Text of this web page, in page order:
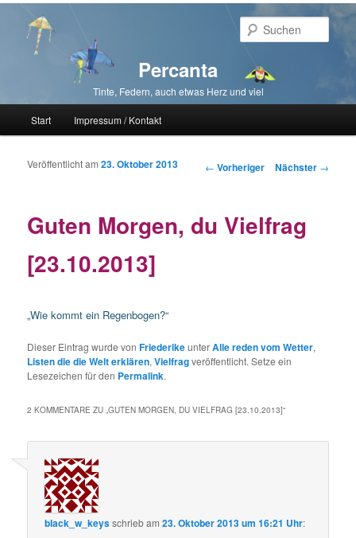
Percanta
Tinte, Federn, auch etwas Herz und viel
Zum primären Inhalt springen
Zum sekundären Inhalt springen
Start Impressum / Kontakt
Beitragsnavigation
← Vorheriger Nächster →
Guten Morgen, du Vielfrag
[23.10.2013]
Veröffentlicht am23. Oktober 2013
„Wie kommt ein Regenbogen?“
Dieser Eintrag wurde vonFriederikeunterAlle reden vom Wetter,
Listen die die Welt erklären,Vielfragveröffentlicht. Setze ein
Lesezeichen für den Permalink.
2 KOMMENTARE ZU „GUTEN MORGEN, DU VIELFRAG [23.10.2013]“
black_w_keysschriebam23. Oktober 2013 um 16:21 Uhr: